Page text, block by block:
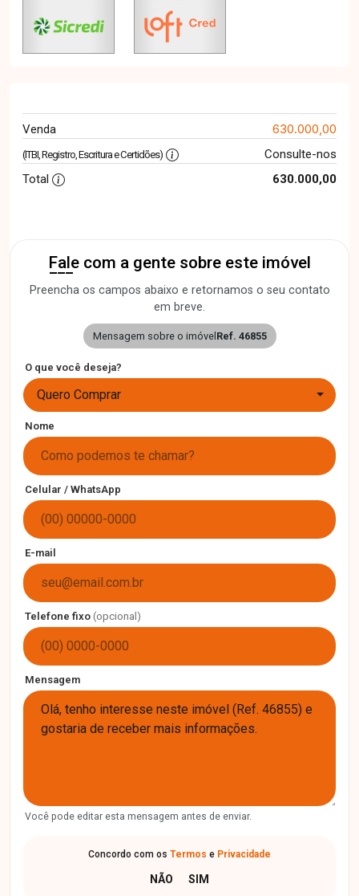
Venda 630.000,00
(ITBI, Registro, Escritura e Certidões)
Consulte-nos
Total
630.000,00
Fale com a gente sobre este imóvel
Preencha os campos abaixo e retornamos o seu contato
em breve.
Mensagem sobre o imóvel Ref. 46855
O que você deseja?
Quero Comprar
Nome
Celular / WhatsApp
E-mail
Telefone fixo (opcional)
Mensagem
Você pode editar esta mensagem antes de enviar.
Concordo com os Termos e Privacidade